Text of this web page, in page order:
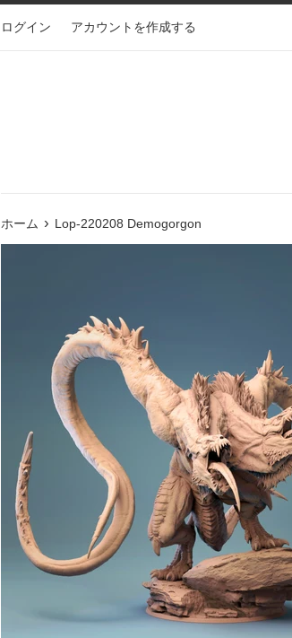
ログイン アカウントを作成する
ホーム › Lop-220208 Demogorgon